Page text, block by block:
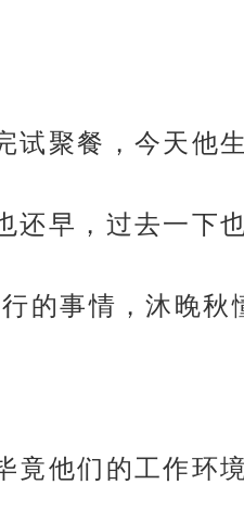
聚餐，今天他
早，过去一下
的事情，沐晚秋
他们的工作环